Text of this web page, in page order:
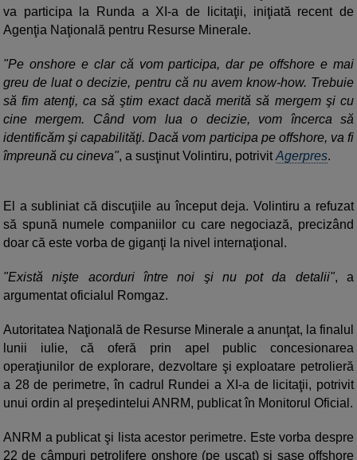
va participa la Runda a XI-a de licitaţii, iniţiată recent de
Agenţia Naţională pentru Resurse Minerale.
"Pe onshore e clar că vom participa, dar pe offshore e mai
greu de luat o decizie, pentru că nu avem know-how. Trebuie
să fim atenţi, ca să ştim exact dacă merită să mergem şi cu
cine mergem. Când vom lua o decizie, vom încerca să
identificăm şi capabilităţi. Dacă vom participa pe offshore, va fi
împreună cu cineva", a susţinut Volintiru, potrivitAgerpres.
El a subliniat că discuţiile au început deja. Volintiru a refuzat
să spună numele companiilor cu care negociază, precizând
doar că este vorba de giganţi la nivel internaţional.
"Există nişte acorduri între noi şi nu pot da detalii", a
argumentat oficialul Romgaz.
Autoritatea Naţională de Resurse Minerale a anunţat, la finalul
lunii iulie, că oferă prin apel public concesionarea
operaţiunilor de explorare, dezvoltare şi exploatare petrolieră
a 28 de perimetre, în cadrul Rundei a XI-a de licitaţii, potrivit
unui ordin al preşedintelui ANRM, publicat în Monitorul Oficial.
ANRM a publicat şi lista acestor perimetre. Este vorba despre
22 de câmpuri petrolifere onshore (pe uscat) şi şase offshore